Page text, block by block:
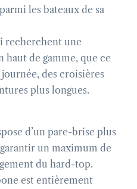
les bateaux de sa
recherchent une
haut de gamme, que ce
des croisières
plus longues.
d’un pare-brise plus
un maximum de
du hard-top.
est entièrement